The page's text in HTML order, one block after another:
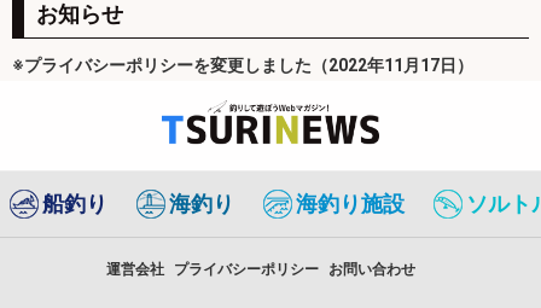
お知らせ
※プライバシーポリシーを変更しました（2022年11月17日）
船釣り 海釣り 海釣り施設 ソルト
運営会社 プライバシーポリシー お問い合わせ